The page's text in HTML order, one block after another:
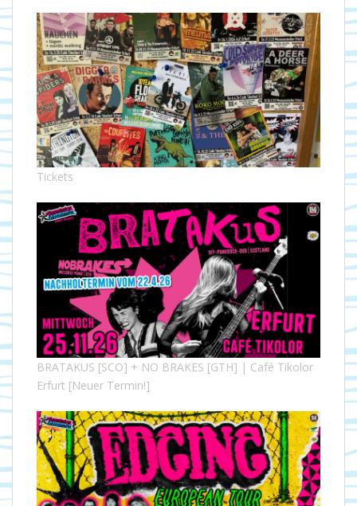
Tickets
BRATAKUS [SCO] + NO BRAKES [GTH] | Café Tikolor
Erfurt [Neuer Termin!]